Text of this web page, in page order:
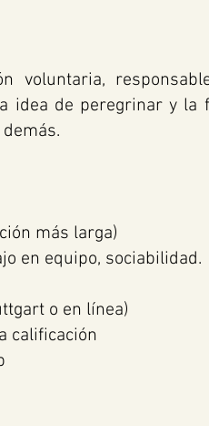
voluntaria,
idea de peregrinar y la
más larga)
en equipo, sociabilidad.
o en línea)
calificación